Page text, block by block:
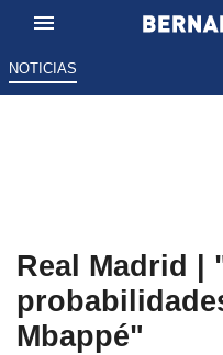
NOTICIAS
Real Madrid |
Mbappé"